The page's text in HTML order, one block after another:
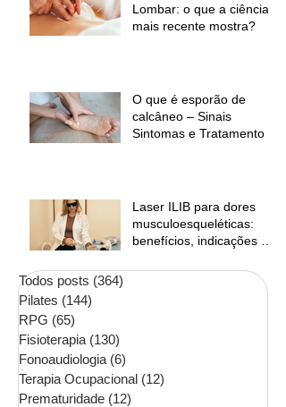
Lombar: o que a ciência
mais recente mostra?
O que é esporão de
calcâneo – Sinais
Sintomas e Tratamento
Laser ILIB para dores
musculoesqueléticas:
benefícios, indicações e
Todos posts (364)
Pilates (144)
RPG (65)
Fisioterapia (130)
Fonoaudiologia (6)
Terapia Ocupacional (12)
Prematuridade (12)